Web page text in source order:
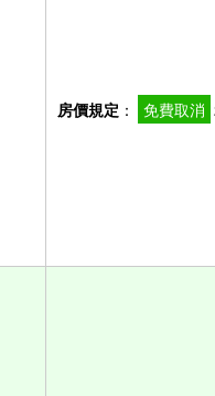
房價規定 ： 免費取消